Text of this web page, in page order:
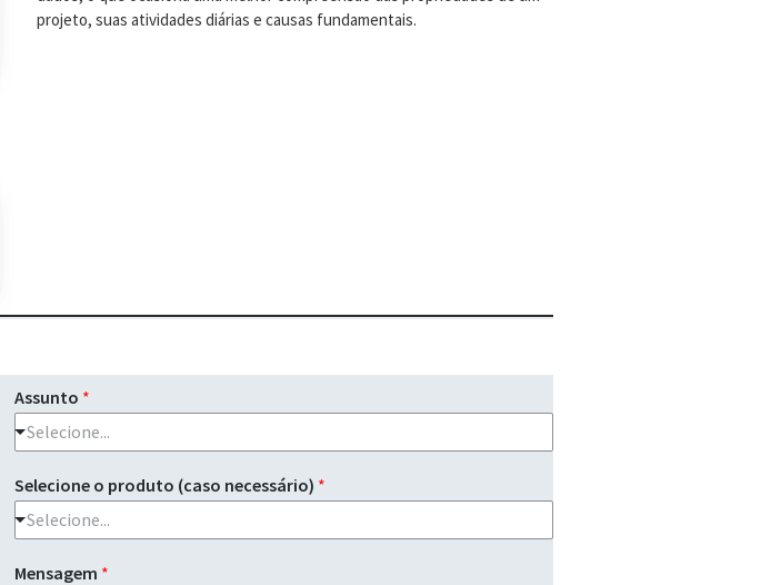
projeto, suas atividades diárias e causas fundamentais.
Assunto *
Selecione...
Selecione o produto (caso necessário) *
Selecione...
Mensagem *